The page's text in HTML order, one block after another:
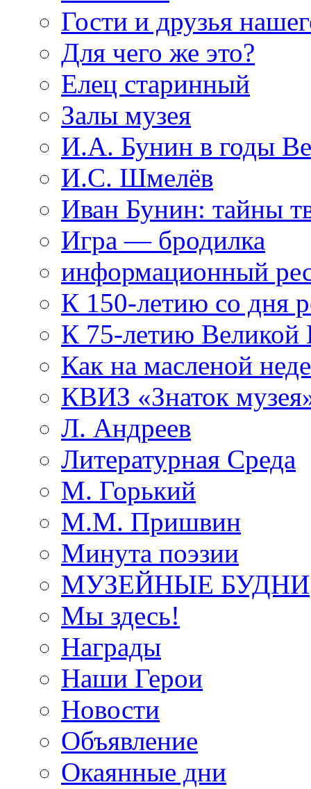
Гости и друзья
Для чего же это?
Елец старинный
Залы музея
И.А. Бунин в годы
И.С. Шмелёв
Иван Бунин: тайны
Игра — бродилка
информационный
К 150-летию со дня
К 75-летию Великой
Как на масленой
КВИЗ «Знаток
Л. Андреев
Литературная Среда
М. Горький
М.М. Пришвин
Минута поэзии
МУЗЕЙНЫЕ БУДНИ
Мы здесь!
Награды
Наши Герои
Новости
Объявление
Окаянные дни